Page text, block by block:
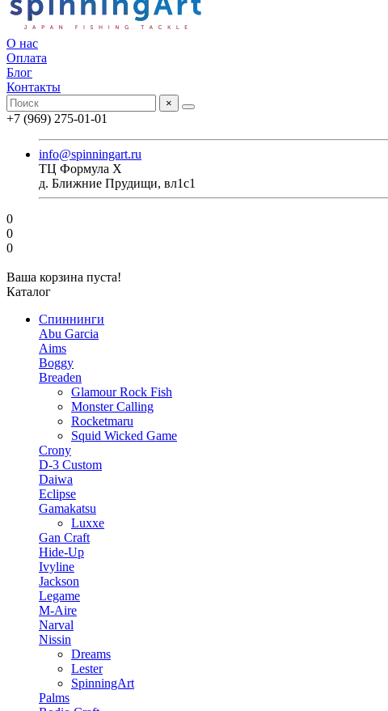
О нас
Оплата
Блог
Контакты
×
+7 (969) 275-01-01
info@spinningart.ru
ТЦ Формула X
д. Ближние Прудищи, вл1с1
0
0
0
Ваша корзина пуста!
Каталог
Спиннинги
Abu Garcia
Aims
Boggy
Breaden
Glamour Rock Fish
Monster Calling
Rocketmaru
Squid Wicked Game
Crony
D-3 Custom
Daiwa
Eclipse
Gamakatsu
Luxxe
Gan Craft
Hide-Up
Ivyline
Jackson
Legame
M-Aire
Narval
Nissin
Dreams
Lester
SpinningArt
Palms